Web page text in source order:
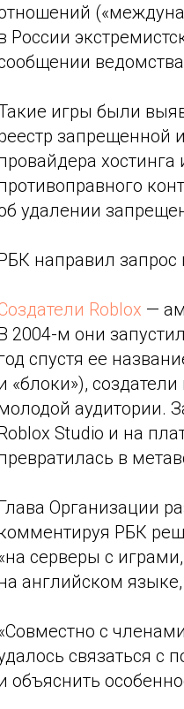
России
игры были
запрещенной
удалении
направил запрос
Roblox —
2004-м они
спустя ее
«блоки»),
аудитории.
Studio и на
в
Организации
РБК
серверы с
английском
с
связаться
объяснить